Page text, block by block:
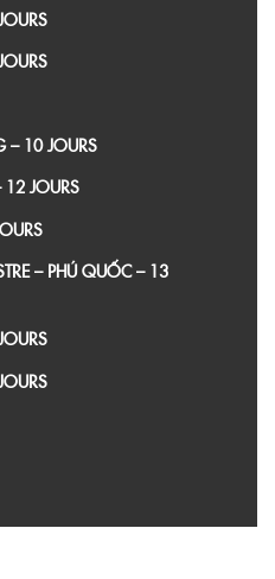
10 JOURS
JOURS
– PHÚ QUỐC – 13